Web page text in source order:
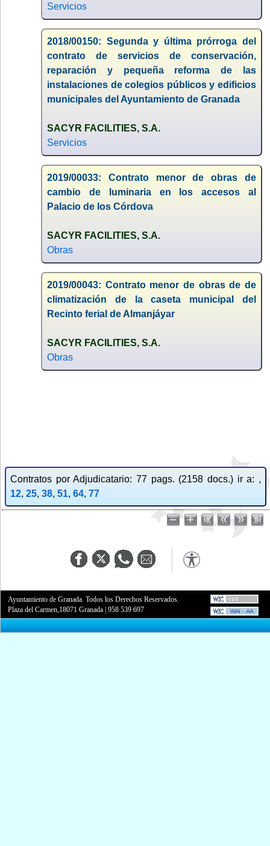
Servicios
2018/00150: Segunda y última prórroga del
contrato de servicios de conservación,
reparación y pequeña reforma de las
instalaciones de colegios públicos y edificios
municipales del Ayuntamiento de Granada
SACYR FACILITIES, S.A.
Servicios
2019/00033: Contrato menor de obras de
cambio de luminaria en los accesos al
Palacio de los Córdova
SACYR FACILITIES, S.A.
Obras
2019/00043: Contrato menor de obras de de
climatización de la caseta municipal del
Recinto ferial de Almanjáyar
SACYR FACILITIES, S.A.
Obras
Contratos por Adjudicatario: 77 pags. (2158 docs.) ir a: ,
12, 25, 38, 51, 64, 77
Ayuntamiento de Granada. Todos los Derechos Reservados.
Plaza del Carmen,18071 Granada |958 539 697